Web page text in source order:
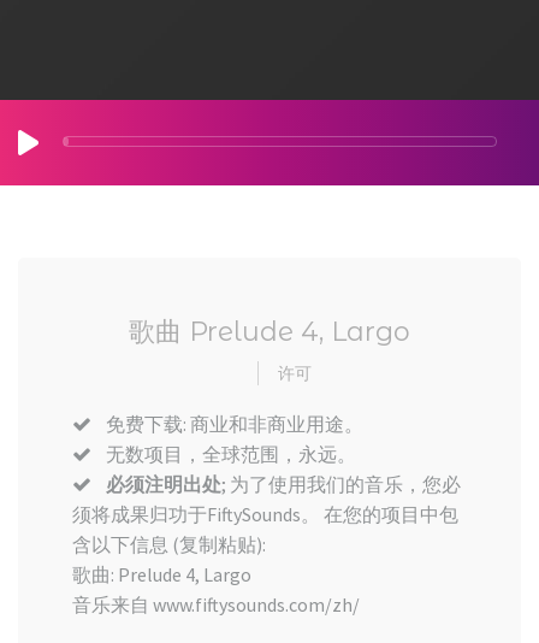
歌曲 Prelude 4, Largo
许可
免费下载: 商业和非商业用途。
无数项目，全球范围，永远。
必须注明出处; 为了使用我们的音乐，您必
须将成果归功于FiftySounds。 在您的项目中包
含以下信息 (复制粘贴):
歌曲: Prelude 4, Largo
音乐来自 www.fiftysounds.com/zh/